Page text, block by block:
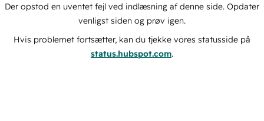
Der opstod en uventet fejl ved indlæsning af denne side. Opdater
venligst siden og prøv igen.
Hvis problemet fortsætter, kan du tjekke vores statusside på
status.hubspot.com.